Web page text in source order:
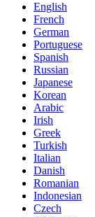
English
French
German
Portuguese
Spanish
Russian
Japanese
Korean
Arabic
Irish
Greek
Turkish
Italian
Danish
Romanian
Indonesian
Czech